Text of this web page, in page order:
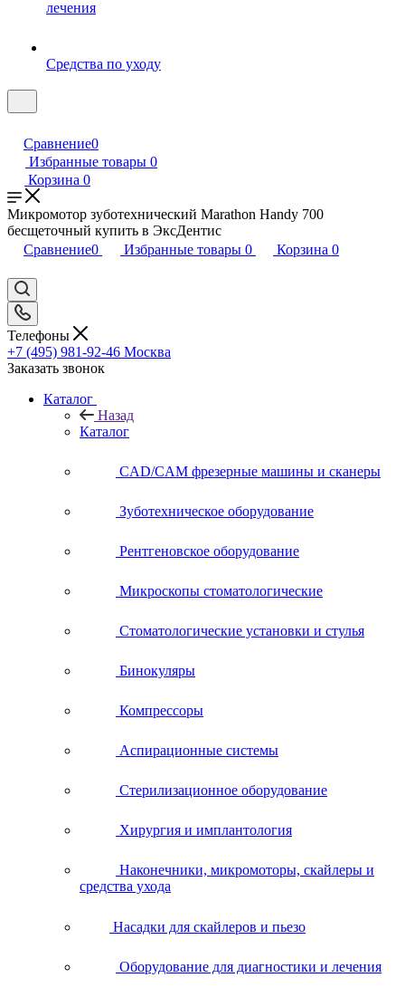
лечения
Средства по уходу
Сравнение0
Избранные товары 0
Корзина 0
Микромотор зуботехнический Marathon Handy 700
бесщеточный купить в ЭксДентис
Сравнение0 Избранные товары 0 Корзина 0
Телефоны
+7 (495) 981-92-46 Москва
Заказать звонок
Каталог
Назад
Каталог
CAD/CAM фрезерные машины и сканеры
Зуботехническое оборудование
Рентгеновское оборудование
Микроскопы стоматологические
Стоматологические установки и стулья
Бинокуляры
Компрессоры
Аспирационные системы
Стерилизационное оборудование
Хирургия и имплантология
Наконечники, микромоторы, скайлеры и
средства ухода
Насадки для скайлеров и пьезо
Оборудование для диагностики и лечения